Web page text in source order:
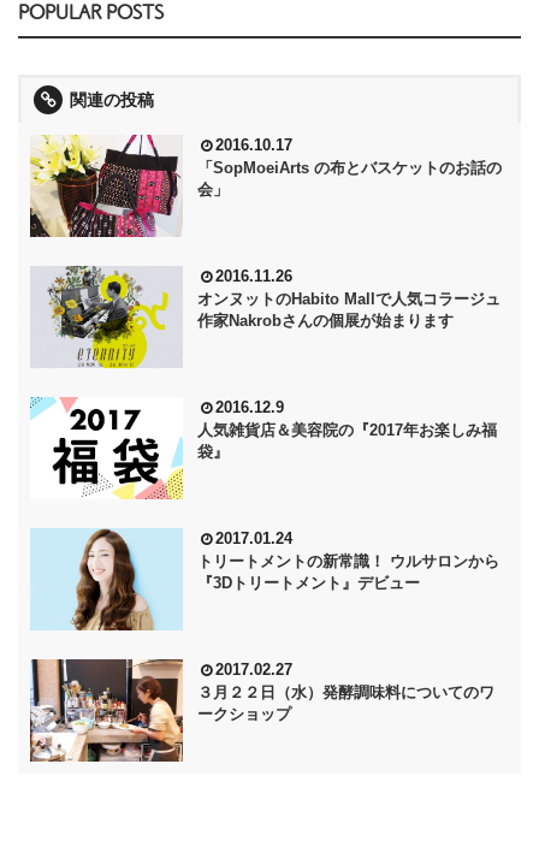
POPULAR POSTS
関連の投稿
2016.10.17
「SopMoeiArts の布とバスケットのお話の
会」
2016.11.26
オンヌットのHabito Mallで人気コラージュ
作家Nakrobさんの個展が始まります
2016.12.9
人気雑貨店＆美容院の『2017年お楽しみ福
袋』
2017.01.24
トリートメントの新常識！ ウルサロンから
『3Dトリートメント』デビュー
2017.02.27
３月２２日（水）発酵調味料についてのワ
ークショップ